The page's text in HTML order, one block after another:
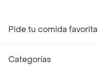
Pide tu comida
Categorías